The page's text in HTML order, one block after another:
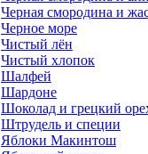
Черная смородина и
Черное море
Чистый лён
Чистый хлопок
Шалфей
Шардоне
Шоколад и грецкий
Штрудель и специи
Яблоки Макинтош